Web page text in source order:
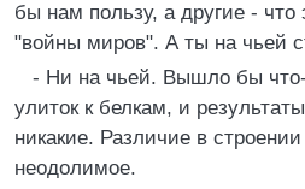
бы нам пользу, а другие -
"войны миров". А ты на чьей
- Ни на чьей. Вышло бы что-
улиток к белкам, и
никакие. Различие в
неодолимое.